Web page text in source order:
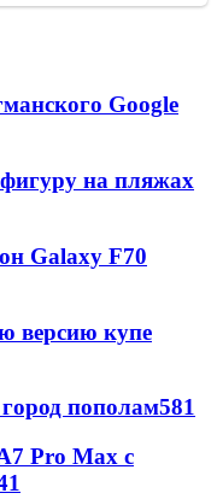
Google
на пляжах
Galaxy F70
версию купе
пополам581
Pro Max с